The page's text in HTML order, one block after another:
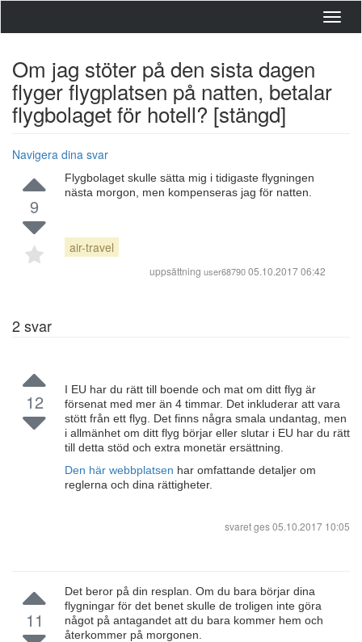
Om jag stöter på den sista dagen
flyger flygplatsen på natten, betalar
flygbolaget för hotell? [stängd]
Navigera dina svar
9
Flygbolaget skulle sätta mig i tidigaste flygningen
nästa morgon, men kompenseras jag för natten.
air-travel
uppsättning user6879005.10.2017 06:42
2svar
12
I EU har du rätt till boende och mat om ditt flyg är
försenat med mer än 4 timmar. Det inkluderar att vara
stött från ett flyg. Det finns några smala undantag, men
i allmänhet om ditt flyg börjar eller slutar i EU har du rätt
till detta stöd och extra monetär ersättning.
Den här webbplatsen har omfattande detaljer om
reglerna och dina rättigheter.
svaret ges05.10.2017 10:05
11
Det beror på din resplan. Om du bara börjar dina
flygningar för det benet skulle de troligen inte göra
något på antagandet att du bara kommer hem och
återkommer på morgonen.